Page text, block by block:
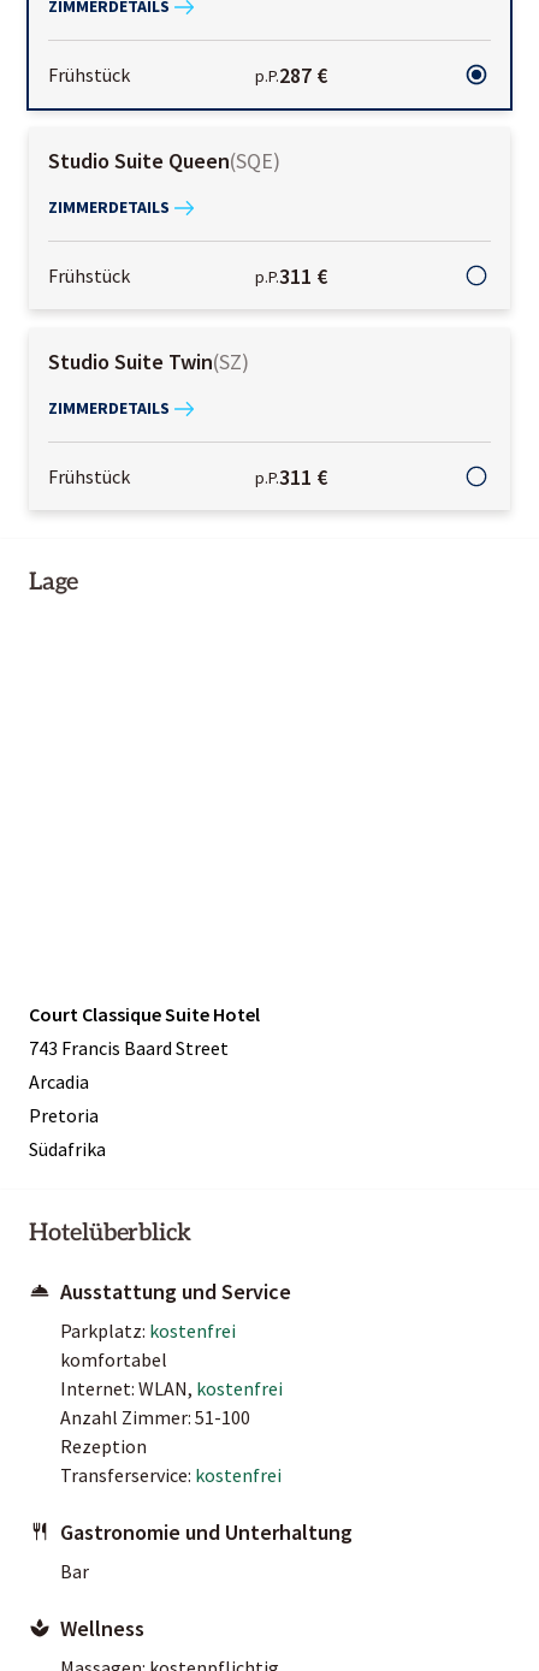
ZIMMERDETAILS
Frühstück p.P.287 €
Studio Suite Queen(SQE)
ZIMMERDETAILS
Frühstück p.P.311 €
Studio Suite Twin(SZ)
ZIMMERDETAILS
Frühstück p.P.311 €
Lage
Court Classique Suite Hotel
743 Francis Baard Street
Arcadia
Pretoria
Südafrika
Hotelüberblick
Ausstattung und Service
Parkplatz: kostenfrei
komfortabel
Internet: WLAN, kostenfrei
Anzahl Zimmer: 51-100
Rezeption
Transferservice: kostenfrei
Gastronomie und Unterhaltung
Bar
Wellness